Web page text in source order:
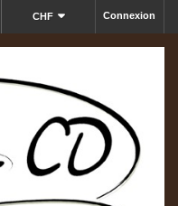
Connexion
CHF